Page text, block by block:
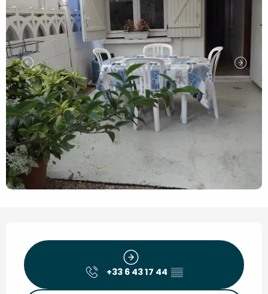
Öffnungszeiten &
+33 6 43 17 44 ▒▒